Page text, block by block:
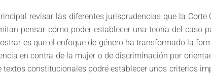
revisar las diferentes jurisprudencias que la
pensar cómo poder establecer una teoría del caso
es que el enfoque de género ha transformado la
en contra de la mujer o de discriminación por
constitucionales podré establecer unos criterios